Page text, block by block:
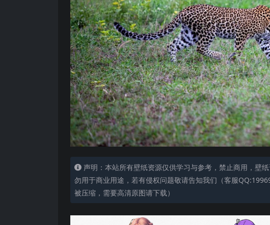
声明：本站所有壁纸资源仅供学习与参考，禁止商用，壁
勿用于商业用途，若有侵权问题敬请告知我们（客服
被压缩，需要高清原图请下载）